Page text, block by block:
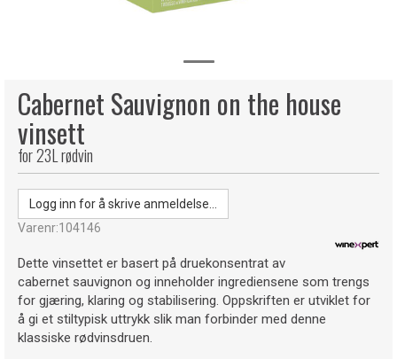
Cabernet Sauvignon on the house
vinsett
for 23L rødvin
Logg inn for å skrive anmeldelse...
Varenr:104146
Dette vinsettet er basert på druekonsentrat av
cabernet sauvignon og inneholder ingrediensene som trengs
for gjæring, klaring og stabilisering. Oppskriften er utviklet for
å gi et stiltypisk uttrykk slik man forbinder med denne
klassiske rødvinsdruen.